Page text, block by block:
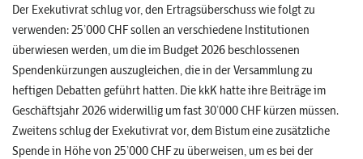
Der Exekutivrat schlug vor, den Ertragsüberschuss wie folgt zu
verwenden: 25’000 CHF sollen an verschiedene Institutionen
überwiesen werden, um die im Budget 2026 beschlossenen
Spendenkürzungen auszugleichen, die in der Versammlung zu
heftigen Debatten geführt hatten. Die kkK hatte ihre Beiträge im
Geschäftsjahr 2026 widerwillig um fast 30’000 CHF kürzen müssen.
Zweitens schlug der Exekutivrat vor, dem Bistum eine zusätzliche
Spende in Höhe von 25’000 CHF zu überweisen, um es bei der